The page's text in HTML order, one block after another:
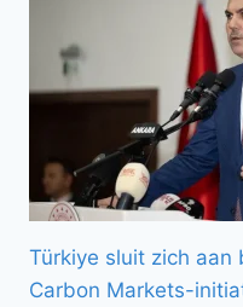
Türkiye sluit zich aan
Carbon Markets-